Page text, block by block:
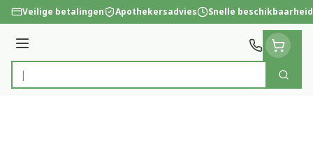
Ga naar de inhoud
Veilige betalingen Apothekersadvies Snelle beschikbaarheid
Menu
Product, merk, categorie...
Zoek